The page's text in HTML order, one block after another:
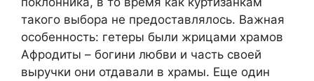
такого выбора не предоставлялось. Важная
особенность: гетеры были жрицами храмов
Афродиты – богини любви и часть своей
выручки они отдавали в храмы. Еще один